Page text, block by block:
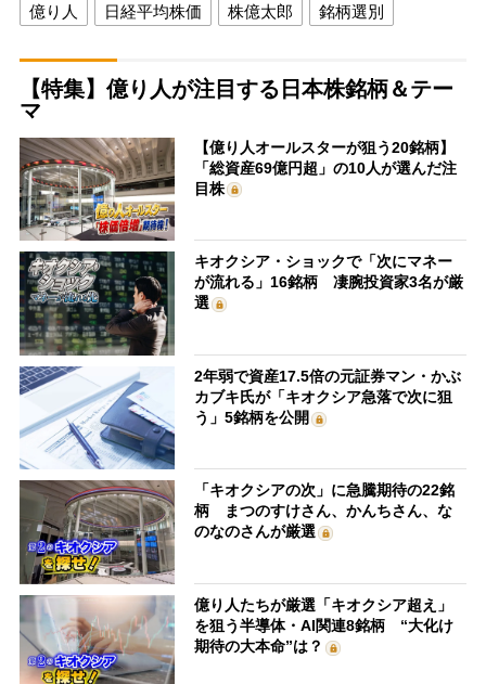
億り人 日経平均株価 株億太郎 銘柄選別
【特集】億り人が注目する日本株銘柄＆テー
マ
【億り人オールスターが狙う20銘柄】
「総資産69億円超」の10人が選んだ注
目株
キオクシア・ショックで「次にマネー
が流れる」16銘柄 凄腕投資家3名が厳
選
2年弱で資産17.5倍の元証券マン・かぶ
カブキ氏が「キオクシア急落で次に狙
う」5銘柄を公開
「キオクシアの次」に急騰期待の22銘
柄 まつのすけさん、かんちさん、な
のなのさんが厳選
億り人たちが厳選「キオクシア超え」
を狙う半導体・AI関連8銘柄 “大化け
期待の大本命”は？